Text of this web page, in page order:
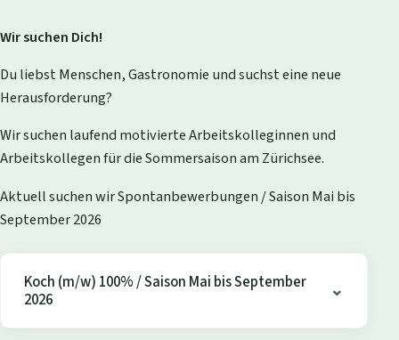
Wir suchen Dich!
Du liebst Menschen, Gastronomie und suchst eine neue
Herausforderung?
Wir suchen laufend motivierte Arbeitskolleginnen und
Arbeitskollegen für die Sommersaison am Zürichsee.
Aktuell suchen wir Spontanbewerbungen / Saison Mai bis
September 2026
Koch (m/w) 100% / Saison Mai bis September
2026